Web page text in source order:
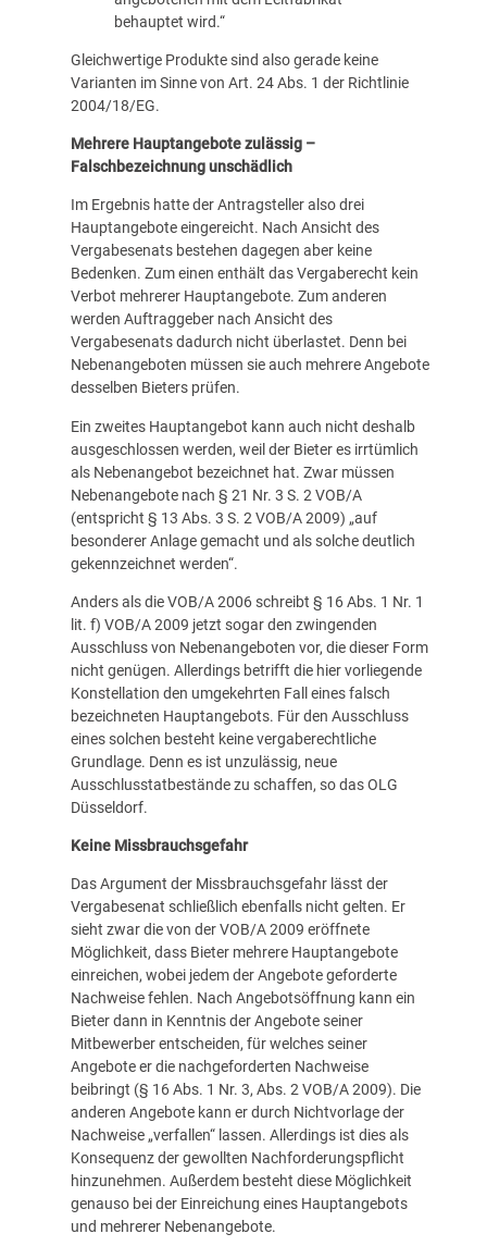
behauptet wird.“
Gleichwertige Produkte sind also gerade keine
Varianten im Sinne von Art. 24 Abs. 1 der Richtlinie
2004/18/EG.
Mehrere Hauptangebote zulässig –
Falschbezeichnung unschädlich
Im Ergebnis hatte der Antragsteller also drei
Hauptangebote eingereicht. Nach Ansicht des
Vergabesenats bestehen dagegen aber keine
Bedenken. Zum einen enthält das Vergaberecht kein
Verbot mehrerer Hauptangebote. Zum anderen
werden Auftraggeber nach Ansicht des
Vergabesenats dadurch nicht überlastet. Denn bei
Nebenangeboten müssen sie auch mehrere Angebote
desselben Bieters prüfen.
Ein zweites Hauptangebot kann auch nicht deshalb
ausgeschlossen werden, weil der Bieter es irrtümlich
als Nebenangebot bezeichnet hat. Zwar müssen
Nebenangebote nach § 21 Nr. 3 S. 2 VOB/A
(entspricht § 13 Abs. 3 S. 2 VOB/A 2009) „auf
besonderer Anlage gemacht und als solche deutlich
gekennzeichnet werden“.
Anders als die VOB/A 2006 schreibt § 16 Abs. 1 Nr. 1
lit. f) VOB/A 2009 jetzt sogar den zwingenden
Ausschluss von Nebenangeboten vor, die dieser Form
nicht genügen. Allerdings betrifft die hier vorliegende
Konstellation den umgekehrten Fall eines falsch
bezeichneten Hauptangebots. Für den Ausschluss
eines solchen besteht keine vergaberechtliche
Grundlage. Denn es ist unzulässig, neue
Ausschlusstatbestände zu schaffen, so das OLG
Düsseldorf.
Keine Missbrauchsgefahr
Das Argument der Missbrauchsgefahr lässt der
Vergabesenat schließlich ebenfalls nicht gelten. Er
sieht zwar die von der VOB/A 2009 eröffnete
Möglichkeit, dass Bieter mehrere Hauptangebote
einreichen, wobei jedem der Angebote geforderte
Nachweise fehlen. Nach Angebotsöffnung kann ein
Bieter dann in Kenntnis der Angebote seiner
Mitbewerber entscheiden, für welches seiner
Angebote er die nachgeforderten Nachweise
beibringt (§ 16 Abs. 1 Nr. 3, Abs. 2 VOB/A 2009). Die
anderen Angebote kann er durch Nichtvorlage der
Nachweise „verfallen“ lassen. Allerdings ist dies als
Konsequenz der gewollten Nachforderungspflicht
hinzunehmen. Außerdem besteht diese Möglichkeit
genauso bei der Einreichung eines Hauptangebots
und mehrerer Nebenangebote.